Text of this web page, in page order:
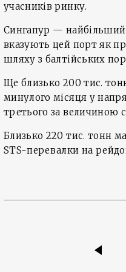
учасників ринку.
Сингапур — найбільший
вказують цей порт як
шляху з балтійських
Ще близько 200 тис.
минулого місяця у
третього за величиною
Близько 220 тис. тонн
STS-перевалки на